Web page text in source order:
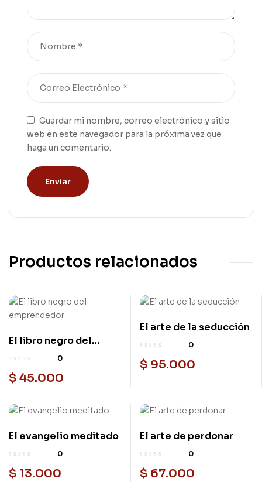
Guardar mi nombre, correo electrónico y sitio
web en este navegador para la próxima vez que
haga un comentario.
Productos relacionados
El libro negro del
emprendedor
0
$ 45.000
El arte de la seducción
0
$ 95.000
El evangelio meditado
0
$ 13.000
El arte de perdonar
0
$ 67.000